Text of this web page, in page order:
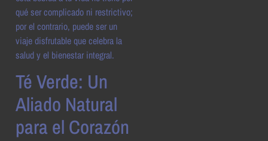
qué ser complicado ni restrictivo;
por el contrario, puede ser un
viaje disfrutable que celebra la
salud y el bienestar integral.
Té Verde: Un
Aliado Natural
para el Corazón